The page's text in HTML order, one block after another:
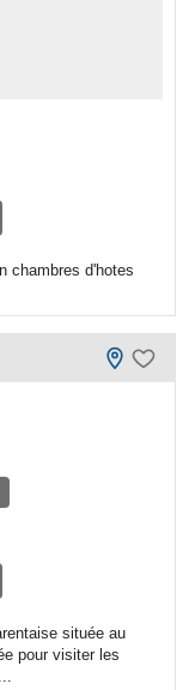
chambres d'hotes
située au
pour visiter les